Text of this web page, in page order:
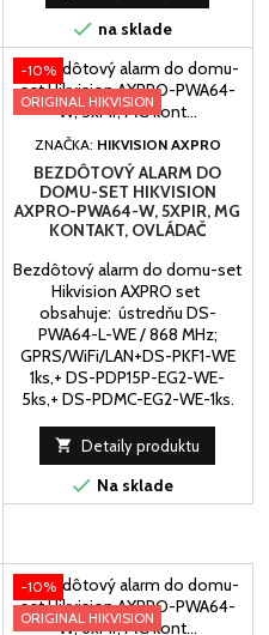
 na sklade
-10%
ORIGINAL HIKVISION
ZNAČKA: HIKVISION AXPRO
BEZDÔTOVÝ ALARM DO
DOMU-SET HIKVISION
AXPRO-PWA64-W, 5XPIR, MG
KONTAKT, OVLÁDAČ
Bezdôtový alarm do domu-set
Hikvision AXPRO set
obsahuje: ústredňu DS-
PWA64-L-WE / 868 MHz;
GPRS/WiFi/LAN+DS-PKF1-WE
1ks,+ DS-PDP15P-EG2-WE-
5ks,+ DS-PDMC-EG2-WE-1ks.
 Detaily produktu
 Na sklade
-10%
ORIGINAL HIKVISION